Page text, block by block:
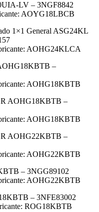
LV – 3NGF8842
AOYG18LBCB
1×1 General ASG24KL
AOHG24KLCA
–
AOHG18KBTB
AOHG18KBTB –
AOHG18KBTB
AOHG22KBTB –
AOHG22KBTB
– 3NGG89102
AOHG22KBTB
– 3NFE83002
ROG18KBTB